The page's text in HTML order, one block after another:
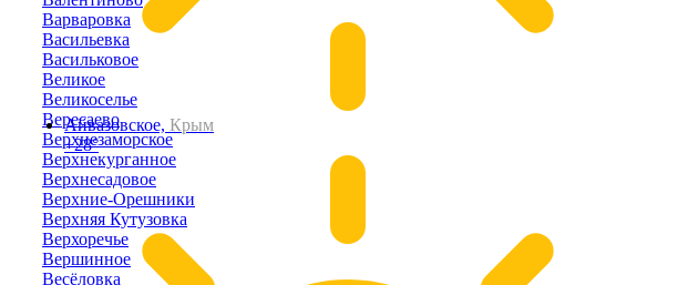
Айвазовское, Крым
+28°
Варваровка
Васильевка
Васильковое
Великое
Великоселье
Вересаево
Верхнезаморское
Верхнекурганное
Верхнесадовое
Верхние-Орешники
Верхняя Кутузовка
Верхоречье
Вершинное
Весёловка